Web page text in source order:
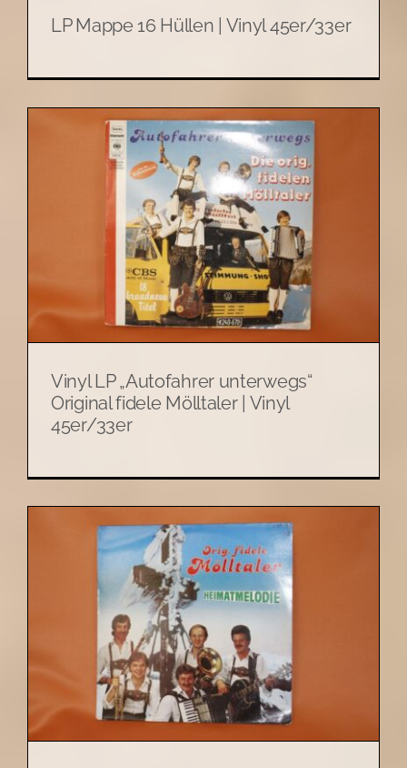
LP Mappe 16 Hüllen | Vinyl 45er/33er
Vinyl LP „Autofahrer unterwegs“
Original fidele Mölltaler | Vinyl
45er/33er